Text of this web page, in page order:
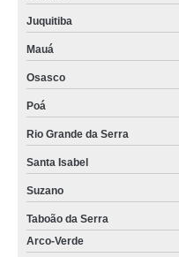
Juquitiba
Mauá
Osasco
Poá
Rio Grande da Serra
Santa Isabel
Suzano
Taboão da Serra
Arco-Verde